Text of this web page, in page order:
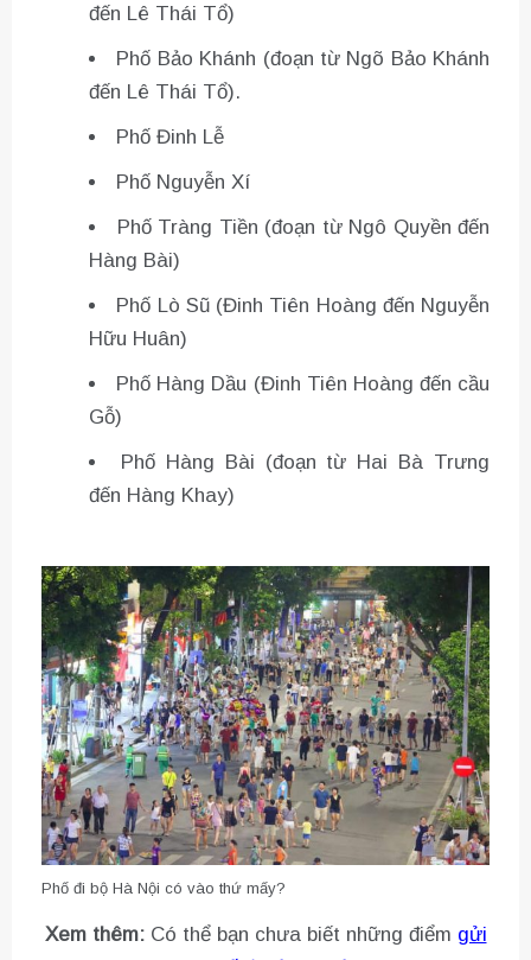
đến Lê Thái Tổ)
Phố Bảo Khánh (đoạn từ Ngõ Bảo Khánh
đến Lê Thái Tổ).
Phố Đinh Lễ
Phố Nguyễn Xí
Phố Tràng Tiền (đoạn từ Ngô Quyền đến
Hàng Bài)
Phố Lò Sũ (Đinh Tiên Hoàng đến Nguyễn
Hữu Huân)
Phố Hàng Dầu (Đinh Tiên Hoàng đến cầu
Gỗ)
Phố Hàng Bài (đoạn từ Hai Bà Trưng
đến Hàng Khay)
Phố đi bộ Hà Nội có vào thứ mấy?
Xem thêm:Có thể bạn chưa biết những điểm gửi